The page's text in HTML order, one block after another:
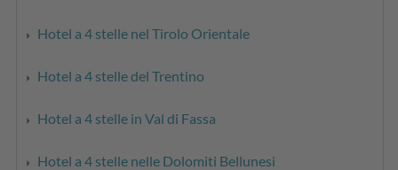
Hotel a 4 stelle nel Tirolo Orientale
Hotel a 4 stelle del Trentino
Hotel a 4 stelle in Val di Fassa
Hotel a 4 stelle nelle Dolomiti Bellunesi